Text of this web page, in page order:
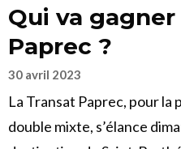
Qui va
Paprec ?
30 avril 2023
La Transat Paprec, pour
double mixte, s’élance